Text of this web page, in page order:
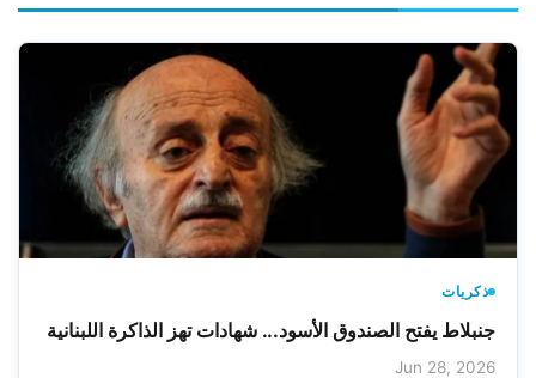
ذكريات
جنبلاط يفتح الصندوق الأسود... شهادات تهز الذاكرة اللبنانية
Jun 28, 2026